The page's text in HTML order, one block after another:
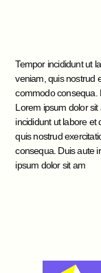
Tempor incididunt ut
veniam, quis nostrud
commodo consequa.
Lorem ipsum dolor
incididunt ut labore et
quis nostrud
consequa. Duis aute
ipsum dolor sit am